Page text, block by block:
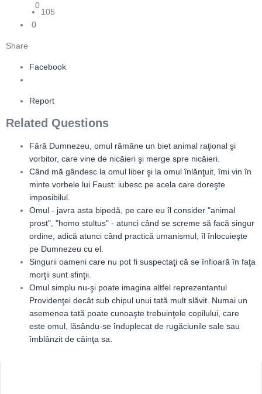
0
105
0
Share
Facebook
Report
Related Questions
Fără Dumnezeu, omul rămâne un biet animal raţional şi
vorbitor, care vine de nicăieri şi merge spre nicăieri.
Când mă gândesc la omul liber şi la omul înlănţuit, îmi vin în
minte vorbele lui Faust: iubesc pe acela care doreşte
imposibilul.
Omul - javra asta bipedă, pe care eu îl consider "animal
prost", "homo stultus" - atunci când se screme să facă singur
ordine, adică atunci când practică umanismul, îl înlocuieşte
pe Dumnezeu cu el.
Singurii oameni care nu pot fi suspectaţi că se înfioară în faţa
morţii sunt sfinţii.
Omul simplu nu-şi poate imagina altfel reprezentantul
Providenţei decât sub chipul unui tată mult slăvit. Numai un
asemenea tată poate cunoaşte trebuinţele copilului, care
este omul, lăsându-se înduplecat de rugăciunile sale sau
îmblânzit de căinţa sa.